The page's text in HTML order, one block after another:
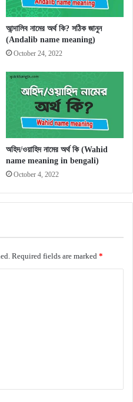
আন্দালিব নামের অর্থ কি? সঠিক জানুন
(Andalib name meaning)
October 24, 2022
অহিদ/ওয়াহিদ নামের অর্থ কি (Wahid
name meaning in bengali)
October 4, 2022
Required fields are marked *